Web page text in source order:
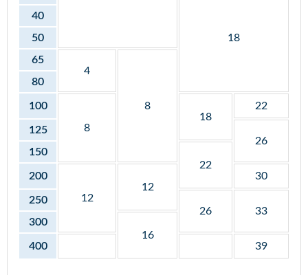
18
40
50
65
4
8
80
100
8
18
22
125
26
150
22
200
12
12
30
250
26
33
300
16
400
39